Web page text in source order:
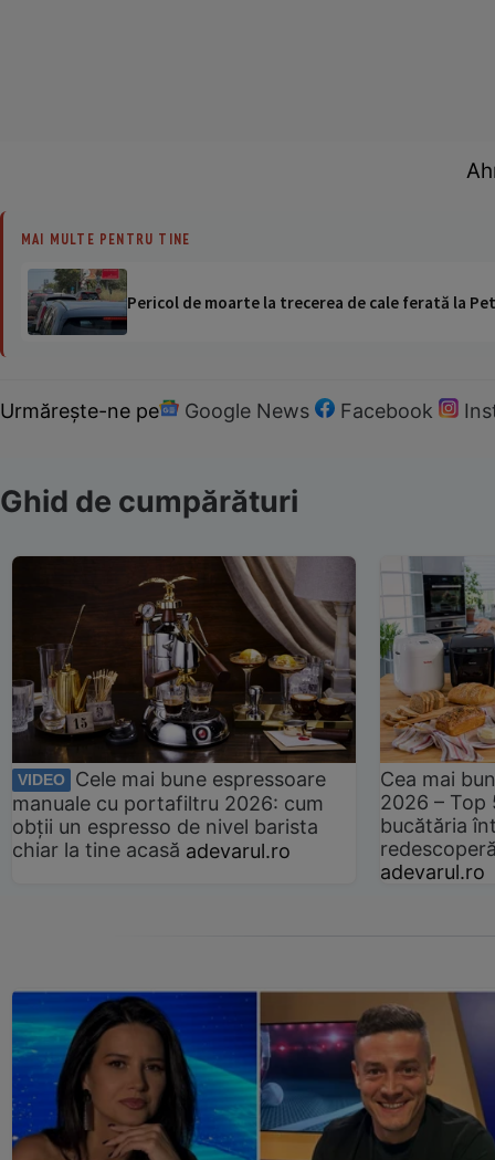
MAI MULTE PENTRU TINE
Pericol de moarte la trecerea de cale ferată la
Urmărește-ne pe Google News Facebook
Ghid de cumpărături
VIDEO
Cele mai bune espressoare
manuale cu portafiltru 2026: cum
obții un espresso de nivel barista
chiar la tine acasă adevarul.ro
Cea mai
2026 –
bucătăria
adevarul.ro